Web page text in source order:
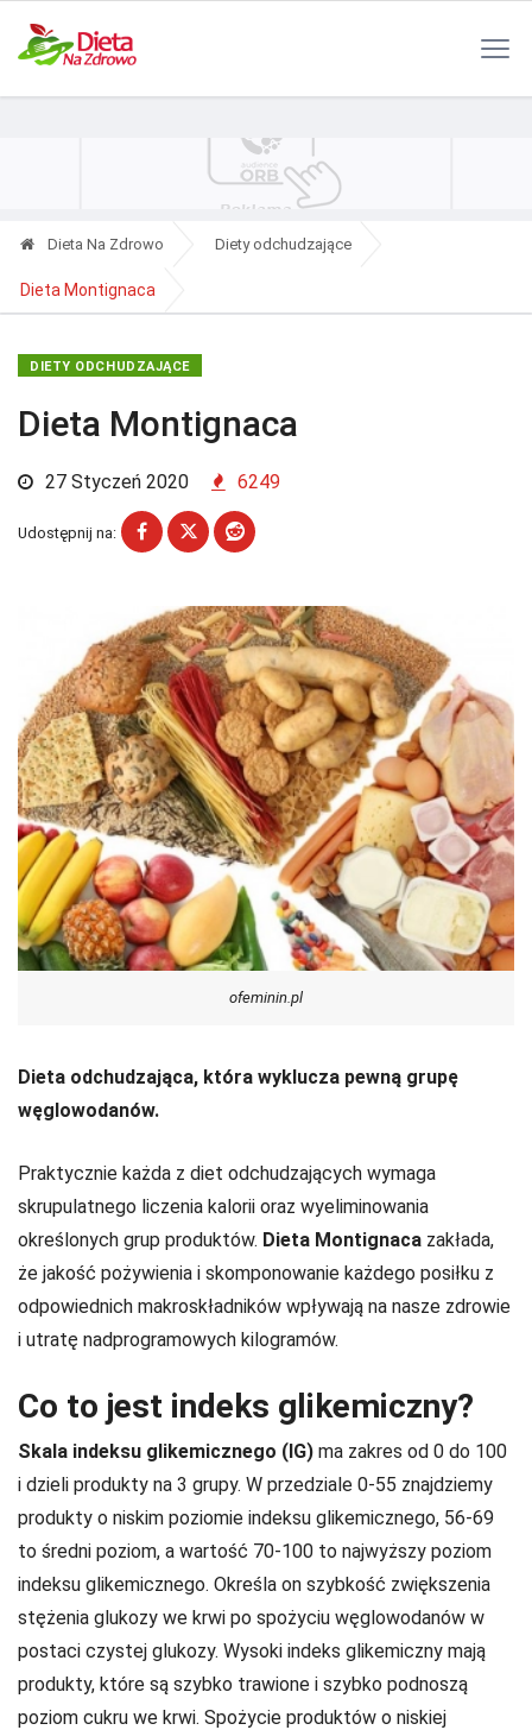
Dieta Na Zdrowo Diety odchudzające
Dieta Montignaca
DIETY ODCHUDZAJĄCE
Dieta Montignaca
27 Styczeń 2020 6249
Udostępnij na:
ofeminin.pl
Dieta odchudzająca, która wyklucza pewną grupę
węglowodanów.
Praktycznie każda z diet odchudzających wymaga
skrupulatnego liczenia kalorii oraz wyeliminowania
określonych grup produktów. Dieta Montignaca zakłada,
że jakość pożywienia i skomponowanie każdego posiłku z
odpowiednich makroskładników wpływają na nasze zdrowie
i utratę nadprogramowych kilogramów.
Co to jest indeks glikemiczny?
Skala indeksu glikemicznego (IG) ma zakres od 0 do 100
i dzieli produkty na 3 grupy. W przedziale 0-55 znajdziemy
produkty o niskim poziomie indeksu glikemicznego, 56-69
to średni poziom, a wartość 70-100 to najwyższy poziom
indeksu glikemicznego. Określa on szybkość zwiększenia
stężenia glukozy we krwi po spożyciu węglowodanów w
postaci czystej glukozy. Wysoki indeks glikemiczny mają
produkty, które są szybko trawione i szybko podnoszą
poziom cukru we krwi. Spożycie produktów o niskiej